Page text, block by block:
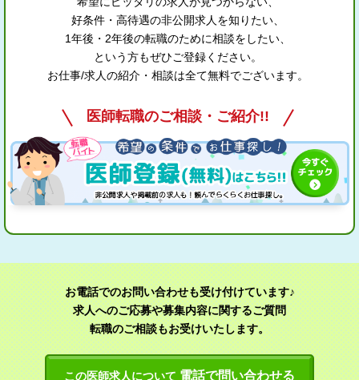
好条件・高待遇の非公開求人を知りたい、
1年後・2年後の転職のために相談をしたい、
という方もぜひご登録ください。
お仕事/求人の紹介・相談は全て無料でございます。
医師転職のご相談・ご紹介!!
お電話でのお問い合わせも受け付けています♪
求人へのご応募や募集内容に関するご質問
転職のご相談もお受けいたします。
この医師求人について 電話で問い合わせる